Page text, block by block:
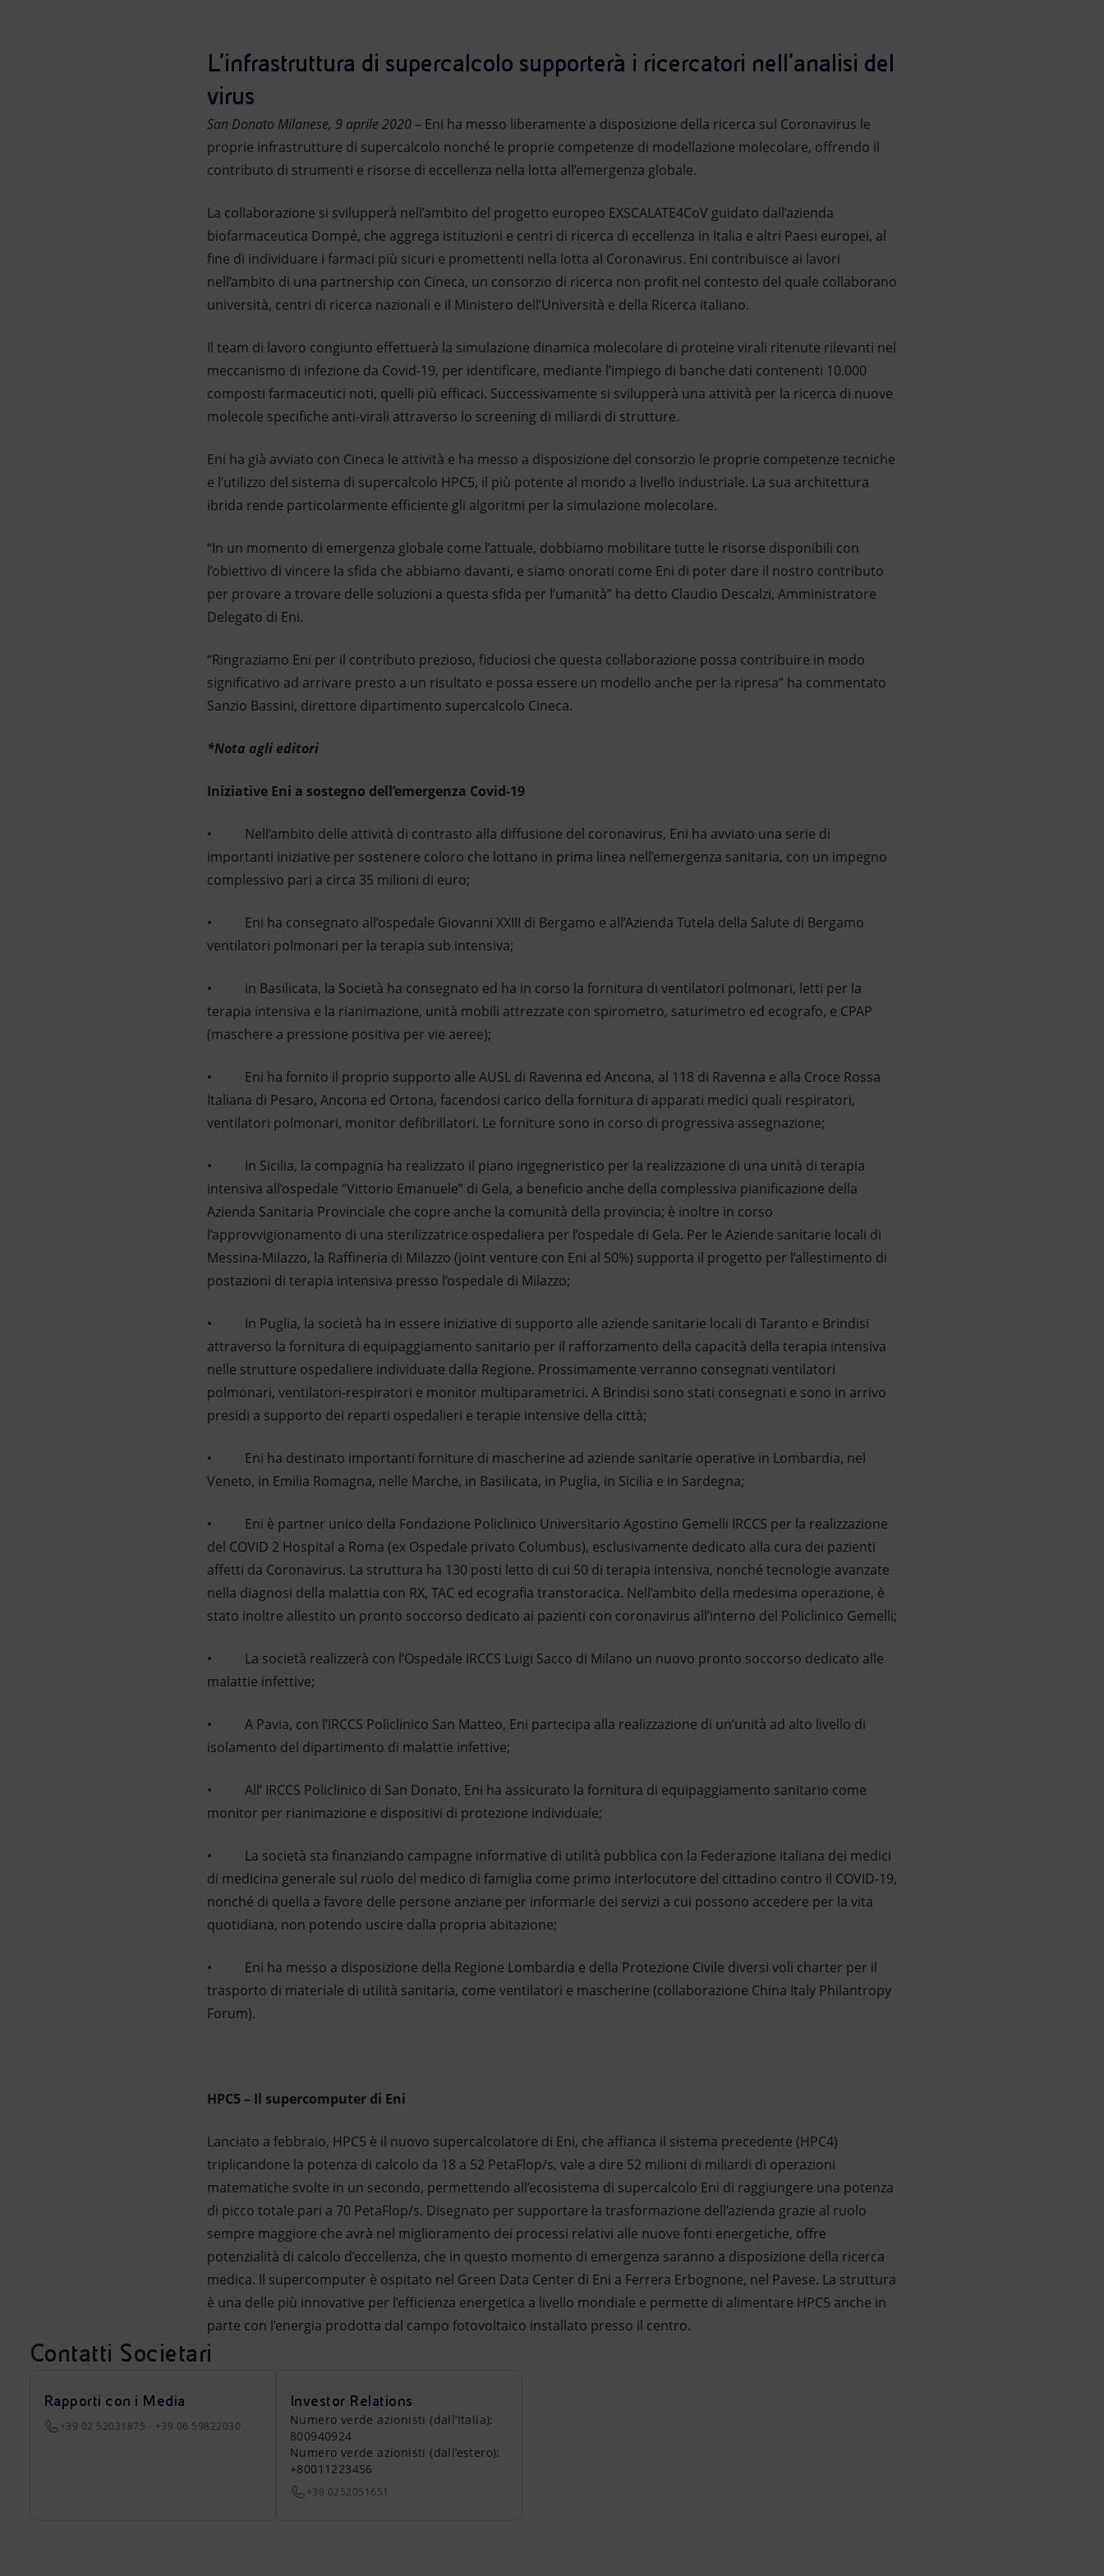
L’infrastruttura di supercalcolo supporterà i ricercatori nell’analisi del
virus
San Donato Milanese, 9 aprile 2020 – Eni ha messo liberamente a disposizione della ricerca sul Coronavirus le
proprie infrastrutture di supercalcolo nonché le proprie competenze di modellazione molecolare, offrendo il
contributo di strumenti e risorse di eccellenza nella lotta all’emergenza globale.
La collaborazione si svilupperà nell’ambito del progetto europeo EXSCALATE4CoV guidato dall’azienda
biofarmaceutica Dompé, che aggrega istituzioni e centri di ricerca di eccellenza in Italia e altri Paesi europei, al
fine di individuare i farmaci più sicuri e promettenti nella lotta al Coronavirus. Eni contribuisce ai lavori
nell’ambito di una partnership con Cineca, un consorzio di ricerca non profit nel contesto del quale collaborano
università, centri di ricerca nazionali e il Ministero dell’Università e della Ricerca italiano.
Il team di lavoro congiunto effettuerà la simulazione dinamica molecolare di proteine virali ritenute rilevanti nel
meccanismo di infezione da Covid-19, per identificare, mediante l’impiego di banche dati contenenti 10.000
composti farmaceutici noti, quelli più efficaci. Successivamente si svilupperà una attività per la ricerca di nuove
molecole specifiche anti-virali attraverso lo screening di miliardi di strutture.
Eni ha già avviato con Cineca le attività e ha messo a disposizione del consorzio le proprie competenze tecniche
e l’utilizzo del sistema di supercalcolo HPC5, il più potente al mondo a livello industriale. La sua architettura
ibrida rende particolarmente efficiente gli algoritmi per la simulazione molecolare.
“In un momento di emergenza globale come l’attuale, dobbiamo mobilitare tutte le risorse disponibili con
l’obiettivo di vincere la sfida che abbiamo davanti, e siamo onorati come Eni di poter dare il nostro contributo
per provare a trovare delle soluzioni a questa sfida per l’umanità” ha detto Claudio Descalzi, Amministratore
Delegato di Eni.
“Ringraziamo Eni per il contributo prezioso, fiduciosi che questa collaborazione possa contribuire in modo
significativo ad arrivare presto a un risultato e possa essere un modello anche per la ripresa” ha commentato
Sanzio Bassini, direttore dipartimento supercalcolo Cineca.
*Nota agli editori
Iniziative Eni a sostegno dell’emergenza Covid-19
• Nell’ambito delle attività di contrasto alla diffusione del coronavirus, Eni ha avviato una serie di
importanti iniziative per sostenere coloro che lottano in prima linea nell’emergenza sanitaria, con un impegno
complessivo pari a circa 35 milioni di euro;
• Eni ha consegnato all’ospedale Giovanni XXIII di Bergamo e all’Azienda Tutela della Salute di Bergamo
ventilatori polmonari per la terapia sub intensiva;
• in Basilicata, la Società ha consegnato ed ha in corso la fornitura di ventilatori polmonari, letti per la
terapia intensiva e la rianimazione, unità mobili attrezzate con spirometro, saturimetro ed ecografo, e CPAP
(maschere a pressione positiva per vie aeree);
• Eni ha fornito il proprio supporto alle AUSL di Ravenna ed Ancona, al 118 di Ravenna e alla Croce Rossa
Italiana di Pesaro, Ancona ed Ortona, facendosi carico della fornitura di apparati medici quali respiratori,
ventilatori polmonari, monitor defibrillatori. Le forniture sono in corso di progressiva assegnazione;
• In Sicilia, la compagnia ha realizzato il piano ingegneristico per la realizzazione di una unità di terapia
intensiva all’ospedale “Vittorio Emanuele” di Gela, a beneficio anche della complessiva pianificazione della
Azienda Sanitaria Provinciale che copre anche la comunità della provincia; è inoltre in corso
l’approvvigionamento di una sterilizzatrice ospedaliera per l’ospedale di Gela. Per le Aziende sanitarie locali di
Messina-Milazzo, la Raffineria di Milazzo (joint venture con Eni al 50%) supporta il progetto per l’allestimento di
postazioni di terapia intensiva presso l’ospedale di Milazzo;
• In Puglia, la società ha in essere iniziative di supporto alle aziende sanitarie locali di Taranto e Brindisi
attraverso la fornitura di equipaggiamento sanitario per il rafforzamento della capacità della terapia intensiva
nelle strutture ospedaliere individuate dalla Regione. Prossimamente verranno consegnati ventilatori
polmonari, ventilatori-respiratori e monitor multiparametrici. A Brindisi sono stati consegnati e sono in arrivo
presidi a supporto dei reparti ospedalieri e terapie intensive della città;
• Eni ha destinato importanti forniture di mascherine ad aziende sanitarie operative in Lombardia, nel
Veneto, in Emilia Romagna, nelle Marche, in Basilicata, in Puglia, in Sicilia e in Sardegna;
• Eni è partner unico della Fondazione Policlinico Universitario Agostino Gemelli IRCCS per la realizzazione
del COVID 2 Hospital a Roma (ex Ospedale privato Columbus), esclusivamente dedicato alla cura dei pazienti
affetti da Coronavirus. La struttura ha 130 posti letto di cui 50 di terapia intensiva, nonché tecnologie avanzate
nella diagnosi della malattia con RX, TAC ed ecografia transtoracica. Nell’ambito della medesima operazione, è
stato inoltre allestito un pronto soccorso dedicato ai pazienti con coronavirus all’interno del Policlinico Gemelli;
• La società realizzerà con l’Ospedale IRCCS Luigi Sacco di Milano un nuovo pronto soccorso dedicato alle
malattie infettive;
• A Pavia, con l’IRCCS Policlinico San Matteo, Eni partecipa alla realizzazione di un’unità ad alto livello di
isolamento del dipartimento di malattie infettive;
• All’ IRCCS Policlinico di San Donato, Eni ha assicurato la fornitura di equipaggiamento sanitario come
monitor per rianimazione e dispositivi di protezione individuale;
• La società sta finanziando campagne informative di utilità pubblica con la Federazione italiana dei medici
di medicina generale sul ruolo del medico di famiglia come primo interlocutore del cittadino contro il COVID-19,
nonché di quella a favore delle persone anziane per informarle dei servizi a cui possono accedere per la vita
quotidiana, non potendo uscire dalla propria abitazione;
• Eni ha messo a disposizione della Regione Lombardia e della Protezione Civile diversi voli charter per il
trasporto di materiale di utilità sanitaria, come ventilatori e mascherine (collaborazione China Italy Philantropy
Forum).
HPC5 – Il supercomputer di Eni
Lanciato a febbraio, HPC5 è il nuovo supercalcolatore di Eni, che affianca il sistema precedente (HPC4)
triplicandone la potenza di calcolo da 18 a 52 PetaFlop/s, vale a dire 52 milioni di miliardi di operazioni
matematiche svolte in un secondo, permettendo all’ecosistema di supercalcolo Eni di raggiungere una potenza
di picco totale pari a 70 PetaFlop/s. Disegnato per supportare la trasformazione dell’azienda grazie al ruolo
sempre maggiore che avrà nel miglioramento dei processi relativi alle nuove fonti energetiche, offre
potenzialità di calcolo d’eccellenza, che in questo momento di emergenza saranno a disposizione della ricerca
medica. Il supercomputer è ospitato nel Green Data Center di Eni a Ferrera Erbognone, nel Pavese. La struttura
è una delle più innovative per l’efficienza energetica a livello mondiale e permette di alimentare HPC5 anche in
parte con l’energia prodotta dal campo fotovoltaico installato presso il centro.
Contatti Societari
Rapporti con i Media
+39 02 52031875 - +39 06 59822030
Investor Relations
Numero verde azionisti (dall’Italia):
800940924
Numero verde azionisti (dall’estero):
+80011223456
+39 0252051651